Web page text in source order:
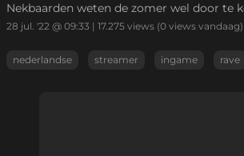
Nekbaarden weten de zomer wel door te
28 jul. '22 @ 09:33 | 17.275 views (0 views vandaag)
nederlandse streamer ingame rave